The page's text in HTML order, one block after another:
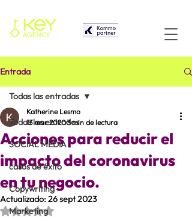
Entrada
Todas las entradas
SOCIAL MEDIA
casos de éxito
Copywriting
Marketing
Todas las entradas
Acciones para reducir el
impacto del coronavirus
en tu negocio.
Katherine Lesmo
13 mar 20203 min de lectura
Actualizado:26 sept 2023
Obtuvo NaN de 5 estrellas.